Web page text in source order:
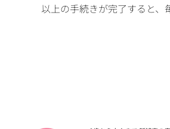
以上の手続きが完了すると、